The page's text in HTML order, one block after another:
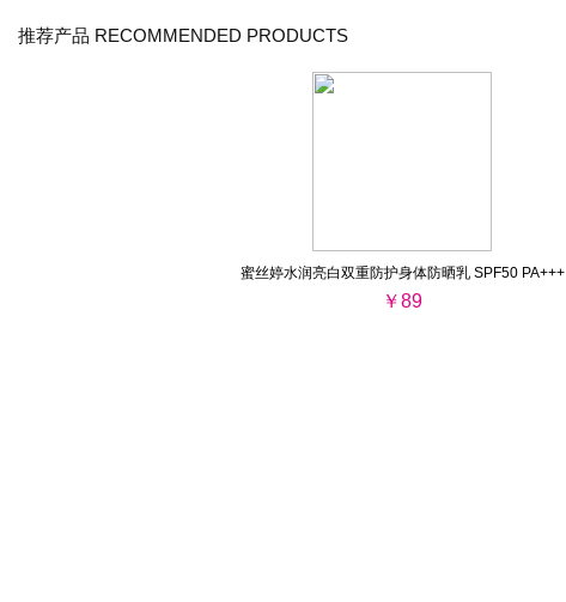
推荐产品 RECOMMENDED PRODUCTS
蜜丝婷水润亮白双重防护身体防晒乳 SPF50 PA+++
￥89